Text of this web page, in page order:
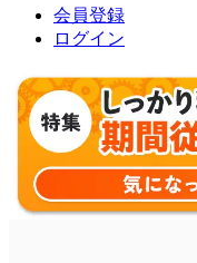
会員登録
ログイン